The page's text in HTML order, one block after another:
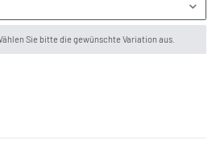
Sie bitte die gewünschte Variation aus.